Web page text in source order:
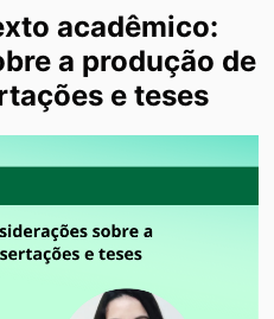
acadêmico:
a produção de
e teses